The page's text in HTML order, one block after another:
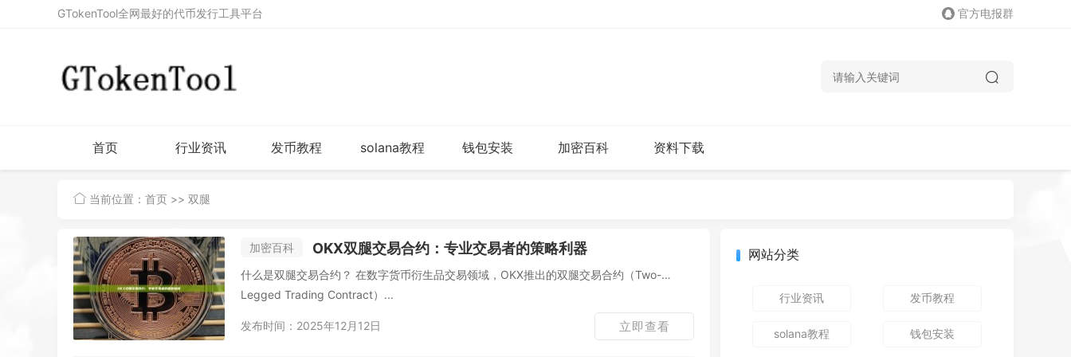
GTokenTool全网最好的代币发行工具平台 官方电报群
首页 行业资讯 发币教程 solana教程 钱包安装 加密百科 资料下载
当前位置： 首页 >> 双腿
加密百科 OKX双腿交易合约：专业交易者的策略利器
什么是双腿交易合约？ 在数字货币衍生品交易领域，OKX推出的双腿交易合约（Two-
Legged Trading Contract）...
发布时间：2025年12月12日 立即查看
网站分类
行业资讯 发币教程
solana教程 钱包安装